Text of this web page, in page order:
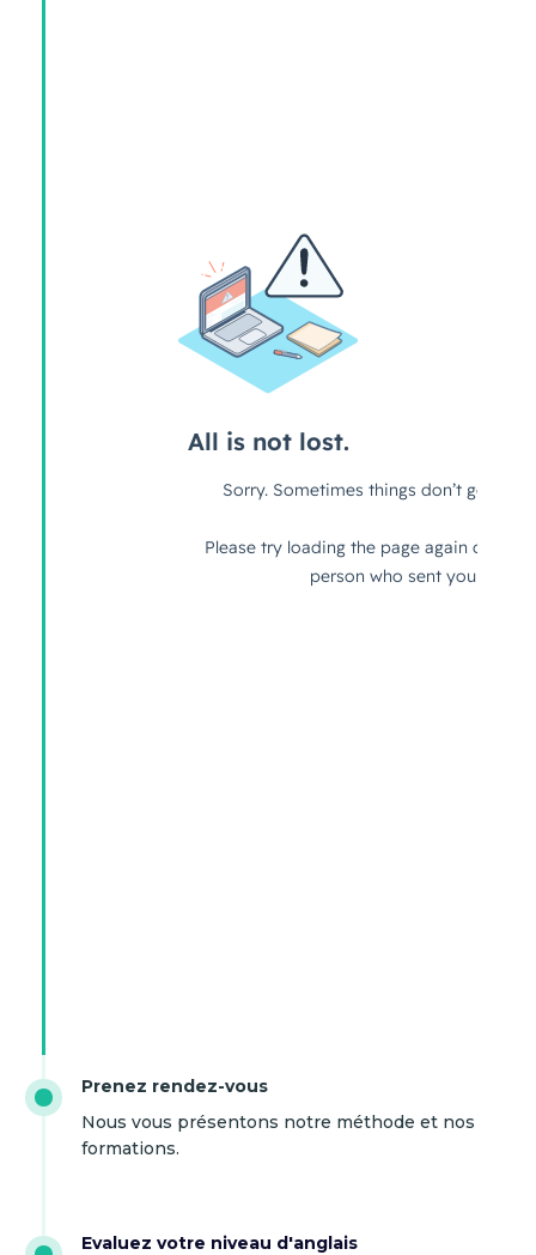
Prenez rendez-vous
Nous vous présentons notre méthode et nos
formations.
Evaluez votre niveau d'anglais